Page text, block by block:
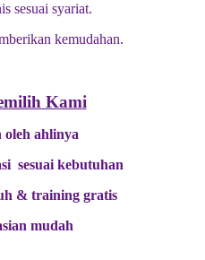
sesuai syariat.
kemudahan.
Kami
ahlinya
sesuai kebutuhan
& training gratis
mudah